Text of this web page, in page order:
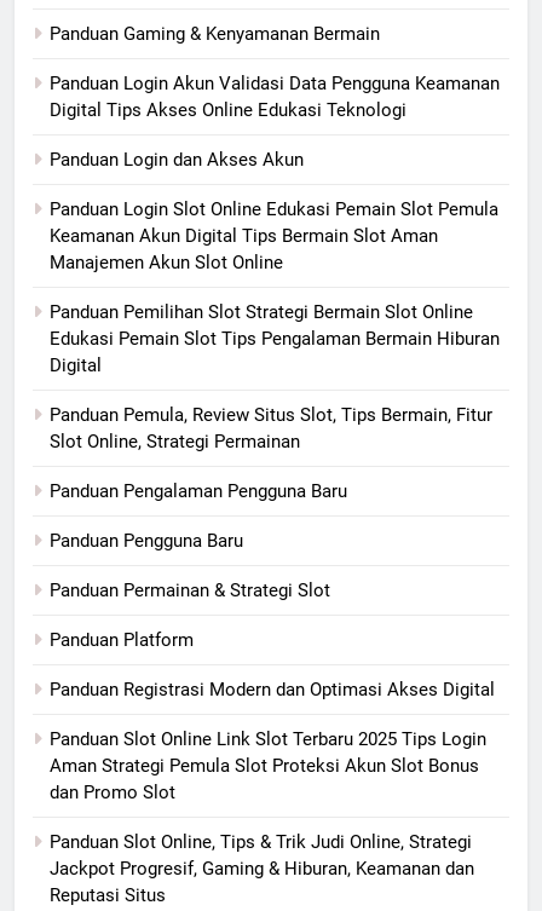
Panduan Gaming & Kenyamanan Bermain
Panduan Login Akun Validasi Data Pengguna Keamanan
Digital Tips Akses Online Edukasi Teknologi
Panduan Login dan Akses Akun
Panduan Login Slot Online Edukasi Pemain Slot Pemula
Keamanan Akun Digital Tips Bermain Slot Aman
Manajemen Akun Slot Online
Panduan Pemilihan Slot Strategi Bermain Slot Online
Edukasi Pemain Slot Tips Pengalaman Bermain Hiburan
Digital
Panduan Pemula, Review Situs Slot, Tips Bermain, Fitur
Slot Online, Strategi Permainan
Panduan Pengalaman Pengguna Baru
Panduan Pengguna Baru
Panduan Permainan & Strategi Slot
Panduan Platform
Panduan Registrasi Modern dan Optimasi Akses Digital
Panduan Slot Online Link Slot Terbaru 2025 Tips Login
Aman Strategi Pemula Slot Proteksi Akun Slot Bonus
dan Promo Slot
Panduan Slot Online, Tips & Trik Judi Online, Strategi
Jackpot Progresif, Gaming & Hiburan, Keamanan dan
Reputasi Situs